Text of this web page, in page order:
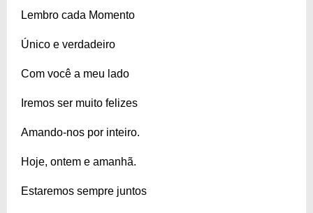
Lembro cada Momento
Único e verdadeiro
Com você a meu lado
Iremos ser muito felizes
Amando-nos por inteiro.
Hoje, ontem e amanhã.
Estaremos sempre juntos